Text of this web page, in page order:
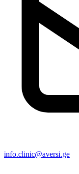
info.clinic@aversi.ge